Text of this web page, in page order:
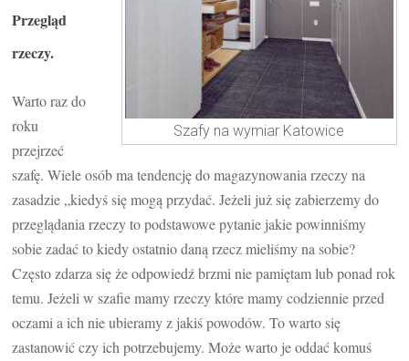
Szafy na wymiar Katowice
Przegląd
rzeczy.
Warto raz do
roku
przejrzeć
szafę. Wiele osób ma tendencję do magazynowania rzeczy na
zasadzie „kiedyś się mogą przydać. Jeżeli już się zabierzemy do
przeglądania rzeczy to podstawowe pytanie jakie powinniśmy
sobie zadać to kiedy ostatnio daną rzecz mieliśmy na sobie?
Często zdarza się że odpowiedź brzmi nie pamiętam lub ponad rok
temu. Jeżeli w szafie mamy rzeczy które mamy codziennie przed
oczami a ich nie ubieramy z jakiś powodów. To warto się
zastanowić czy ich potrzebujemy. Może warto je oddać komuś